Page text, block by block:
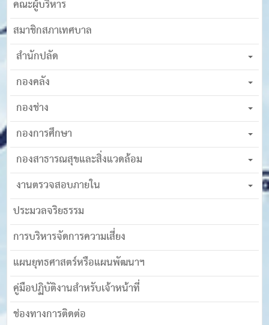
คณะผู้บริหาร
สมาชิกสภาเทศบาล
สำนักปลัด
กองคลัง
กองช่าง
กองการศึกษา
กองสาธารณสุขและสิ่งแวดล้อม
งานตรวจสอบภายใน
ประมวลจริยธรรม
การบริหารจัดการความเสี่ยง
แผนยุทธศาสตร์หรือแผนพัฒนาฯ
คู่มือปฏิบัติงานสำหรับเจ้าหน้าที่
ช่องทางการติดต่อ